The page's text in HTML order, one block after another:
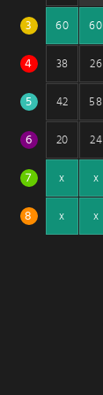
3 60 60
4 38 26
5 42 58
6 20 24
7 x x
8 x x